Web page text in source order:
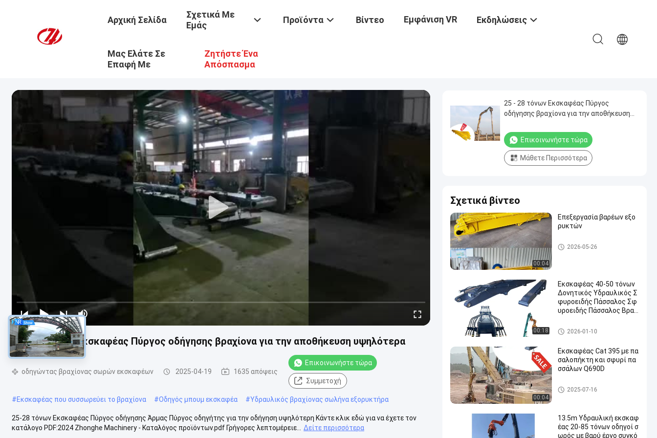
Αρχική Σελίδα
Σχετικά Με
Εμάς
Προϊόντα Βίντεο Εμφάνιση VR Εκδηλώσεις
Μας Ελάτε Σε
Επαφή Με
Ζητήστε Ένα
Απόσπασμα
25 - 28 τόνων Εκσκαφέας Πύργος οδήγησης βραχίονα για την αποθήκευση υψηλότερα
οδηγώντας βραχίονας σωρών εκσκαφέων 2025-04-19 1635 απόψεις
Επικοινωνήστε τώρα
Συμμετοχή
#Εκσκαφέας που συσσωρεύει το βραχίονα #Οδηγός μπουμ εκσκαφέα #Υδραυλικός βραχίονας σωλήνα εξορυκτήρα
25-28 τόνων Εκσκαφέας Πύργος οδήγησης Άρμας Πύργος οδηγήτης για την οδήγηση υψηλότερη Κάντε κλικ εδώ για να έχετε τον
κατάλογο PDF:2024 Zhonghe Machinery - Καταλόγος προϊόντων.pdf Γρήγορες λεπτομέρειε...
Δείτε περισσότερα
25 - 28 τόνων Εκσκαφέας Πύργος
οδήγησης βραχίονα για την αποθήκευση
Επικοινωνήστε τώρα
Μάθετε Περισσότερα
Σχετικά βίντεο
00:04
Επεξεργασία βαρέων εξο
ρυκτών
οδηγώντας βραχίονας σωρ
ών εκσκαφέων
2026-05-26
00:18
Εκσκαφέας 40-50 τόνων
Δονητικός Υδραυλικός Σ
φυροειδής Πάσσαλος Σφ
υροειδής Πάσσαλος Βραχ
αχίονας Πασσαλοπήκτης
Φύλλων Έργα Κατασκευώ
οδηγώντας βραχίονας σωρ
ών εκσκαφέων
2026-01-10
00:04
Εκσκαφέας Cat 395 με πα
σαλοπήκτη και σφυρί πα
σσάλων Q690D
οδηγώντας βραχίονας σωρ
ών εκσκαφέων
2025-07-16
13.5m Υδραυλική εκσκαφ
έας 20-85 τόνων οδηγοί σ
ωρός με βαρύ έργο συγκό